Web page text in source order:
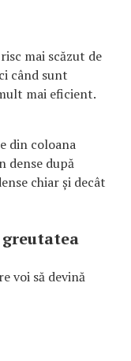
mai scăzut de
când sunt
mai eficient.
din coloana
dense după
chiar și decât
voi să devină